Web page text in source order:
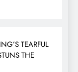
TEARFUL
THE